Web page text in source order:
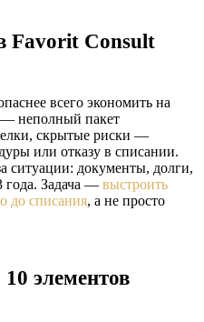
Favorit Consult
всего экономить на
— неполный пакет
скрытые риски —
или отказу в списании.
ситуации: документы, долги,
года. Задача — выстроить
до списания, а не просто
элементов